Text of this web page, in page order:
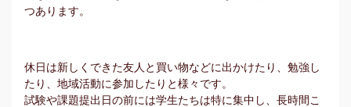
つあります。
休日は新しくできた友人と買い物などに出かけたり、勉強し
たり、地域活動に参加したりと様々です。
試験や課題提出日の前には学生たちは特に集中し、長時間こ